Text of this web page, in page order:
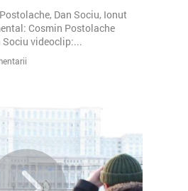
Dan Sociu, Ionut
Cosmin Postolache
videoclip:...